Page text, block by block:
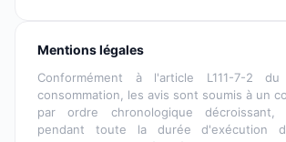
Mentions légales
Conformément à l'article L111-7-2
consommation, les avis sont soumis à un
par ordre chronologique décroissant,
pendant toute la durée d'exécution